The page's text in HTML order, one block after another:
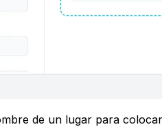
de un lugar para